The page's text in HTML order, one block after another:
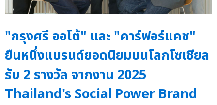
"กรุงศรี ออโต้" และ "คาร์ฟอร์แคช"
ยืนหนึ่งแบรนด์ยอดนิยมบนโลกโซเชียล
รับ 2 รางวัล จากงาน 2025
Thailand's Social Power Brand